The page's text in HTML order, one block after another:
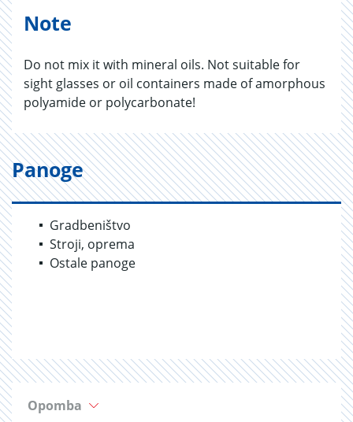
Note
Do not mix it with mineral oils. Not suitable for
sight glasses or oil containers made of amorphous
polyamide or polycarbonate!
Panoge
Gradbeništvo
Stroji, oprema
Ostale panoge
Opomba